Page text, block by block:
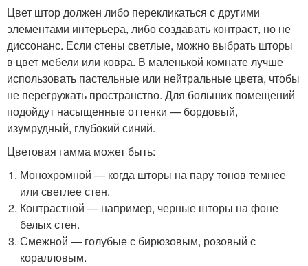
Цвет штор должен либо перекликаться с другими
элементами интерьера, либо создавать контраст, но не
диссонанс. Если стены светлые, можно выбрать шторы
в цвет мебели или ковра. В маленькой комнате лучше
использовать пастельные или нейтральные цвета, чтобы
не перегружать пространство. Для больших помещений
подойдут насыщенные оттенки — бордовый,
изумрудный, глубокий синий.
Цветовая гамма может быть:
Монохромной — когда шторы на пару тонов темнее
или светлее стен.
Контрастной — например, черные шторы на фоне
белых стен.
Смежной — голубые с бирюзовым, розовый с
коралловым.